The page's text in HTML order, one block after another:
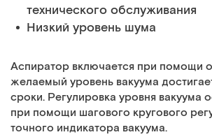
технического обслуживания
Низкий уровень шума
Аспиратор включается при помощи
желаемый уровень вакуума
сроки. Регулировка уровня вакуума
при помощи шагового кругового
точного индикатора вакуума.